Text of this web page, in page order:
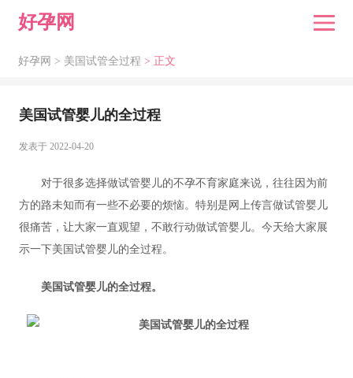
好孕网
好孕网 > 美国试管全过程 > 正文
美国试管婴儿的全过程
发表于 2022-04-20
对于很多选择做试管婴儿的不孕不育家庭来说，往往因为前
方的路未知而有一些不必要的烦恼。特别是网上传言做试管婴儿
很痛苦，让大家一直观望，不敢行动做试管婴儿。今天给大家展
示一下美国试管婴儿的全过程。
美国试管婴儿的全过程。